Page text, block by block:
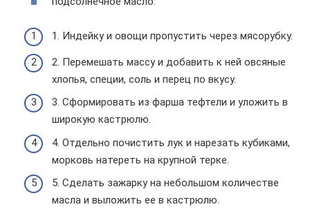
1. Индейку и овощи пропустить через мясорубку.
2. Перемешать массу и добавить к ней овсяные
хлопья, специи, соль и перец по вкусу.
3. Сформировать из фарша тефтели и уложить в
широкую кастрюлю.
4. Отдельно почистить лук и нарезать кубиками,
морковь натереть на крупной терке.
5. Сделать зажарку на небольшом количестве
масла и выложить ее в кастрюлю.